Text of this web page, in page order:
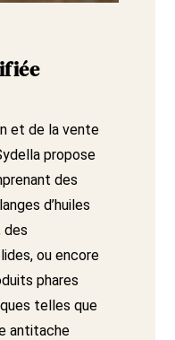
et de la vente
propose
des
d’huiles
des
ou encore
phares
telles que
antitache